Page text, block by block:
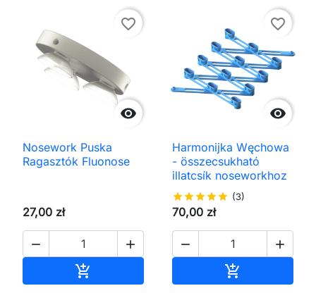

favorite_border
Nosework Puska
Ragasztók Fluonose
27,00 zł
 


favorite_border
Harmonijka Węchowa
- összecsukható
illatcsík noseworkhoz
starstarstarstarstar (3)
70,00 zł
 
